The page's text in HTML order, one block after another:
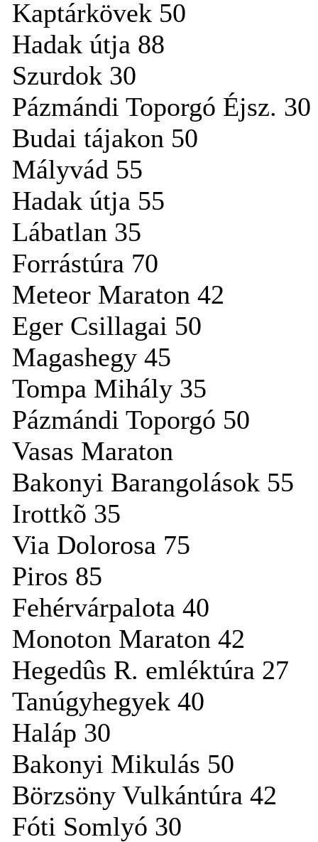
Kaptárkövek 50
Hadak útja 88
Szurdok 30
Pázmándi Toporgó Éjsz. 30
Budai tájakon 50
Mályvád 55
Hadak útja 55
Lábatlan 35
Forrástúra 70
Meteor Maraton 42
Eger Csillagai 50
Magashegy 45
Tompa Mihály 35
Pázmándi Toporgó 50
Vasas Maraton
Bakonyi Barangolások 55
Irottkõ 35
Via Dolorosa 75
Piros 85
Fehérvárpalota 40
Monoton Maraton 42
Hegedûs R. emléktúra 27
Tanúgyhegyek 40
Haláp 30
Bakonyi Mikulás 50
Börzsöny Vulkántúra 42
Fóti Somlyó 30